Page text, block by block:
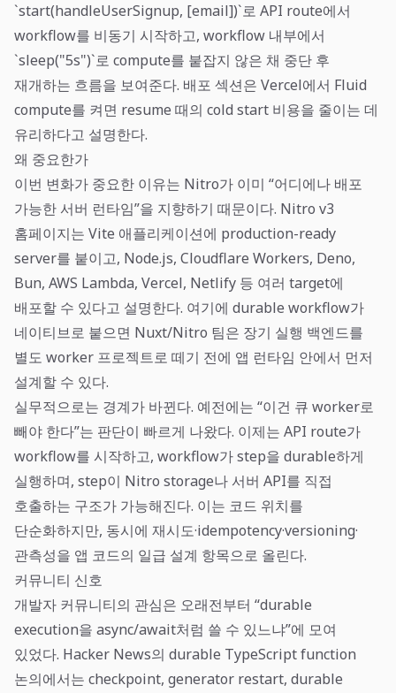
`start(handleUserSignup, [email])`로 API route에서
workflow를 비동기 시작하고, workflow 내부에서
`sleep("5s")`로 compute를 붙잡지 않은 채 중단 후
재개하는 흐름을 보여준다. 배포 섹션은 Vercel에서 Fluid
compute를 켜면 resume 때의 cold start 비용을 줄이는 데
유리하다고 설명한다.
왜 중요한가
이번 변화가 중요한 이유는 Nitro가 이미 “어디에나 배포
가능한 서버 런타임”을 지향하기 때문이다. Nitro v3
홈페이지는 Vite 애플리케이션에 production-ready
server를 붙이고, Node.js, Cloudflare Workers, Deno,
Bun, AWS Lambda, Vercel, Netlify 등 여러 target에
배포할 수 있다고 설명한다. 여기에 durable workflow가
네이티브로 붙으면 Nuxt/Nitro 팀은 장기 실행 백엔드를
별도 worker 프로젝트로 떼기 전에 앱 런타임 안에서 먼저
설계할 수 있다.
실무적으로는 경계가 바뀐다. 예전에는 “이건 큐 worker로
빼야 한다”는 판단이 빠르게 나왔다. 이제는 API route가
workflow를 시작하고, workflow가 step을 durable하게
실행하며, step이 Nitro storage나 서버 API를 직접
호출하는 구조가 가능해진다. 이는 코드 위치를
단순화하지만, 동시에 재시도·idempotency·versioning·
관측성을 앱 코드의 일급 설계 항목으로 올린다.
커뮤니티 신호
개발자 커뮤니티의 관심은 오래전부터 “durable
execution을 async/await처럼 쓸 수 있느냐”에 모여
있었다. Hacker News의 durable TypeScript function
논의에서는 checkpoint, generator restart, durable